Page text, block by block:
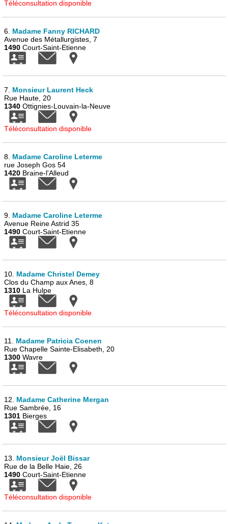
Téléconsultation disponible
6. Madame Fanny RICHARD
Avenue des Métallurgistes, 7
1490 Court-Saint-Etienne
7. Monsieur Laurent Heck
Rue Haute, 20
1340 Ottignies-Louvain-la-Neuve
Téléconsultation disponible
8. Madame Caroline Leterme
rue Joseph Gos 54
1420 Braine-l'Alleud
9. Madame Caroline Leterme
Avenue Reine Astrid 35
1490 Court-Saint-Etienne
10. Madame Christel Demey
Clos du Champ aux Anes, 8
1310 La Hulpe
Téléconsultation disponible
11. Madame Patricia Coenen
Rue Chapelle Sainte-Elisabeth, 20
1300 Wavre
12. Madame Catherine Mergan
Rue Sambrée, 16
1301 Bierges
13. Monsieur Joël Bissar
Rue de la Belle Haie, 26
1490 Court-Saint-Etienne
Téléconsultation disponible